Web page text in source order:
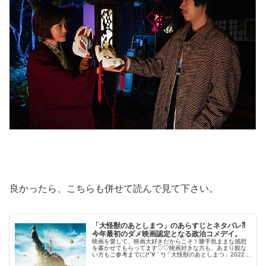
良かったら、こちらも併せて読んで見て下さい。
「大怪獣のあとしまつ」のあらすじとネタバレ⁈
今年最初のダメ映画認定となる政治コメデイ。
映画を愛して、映画大好きだからこそ！勝手気ままな感想
を書かせてもらってます♡♡映画好きな方も、あまり観な
い方もご参考までに(*´∀｀*)「大怪獣のあとしまつ」2022年